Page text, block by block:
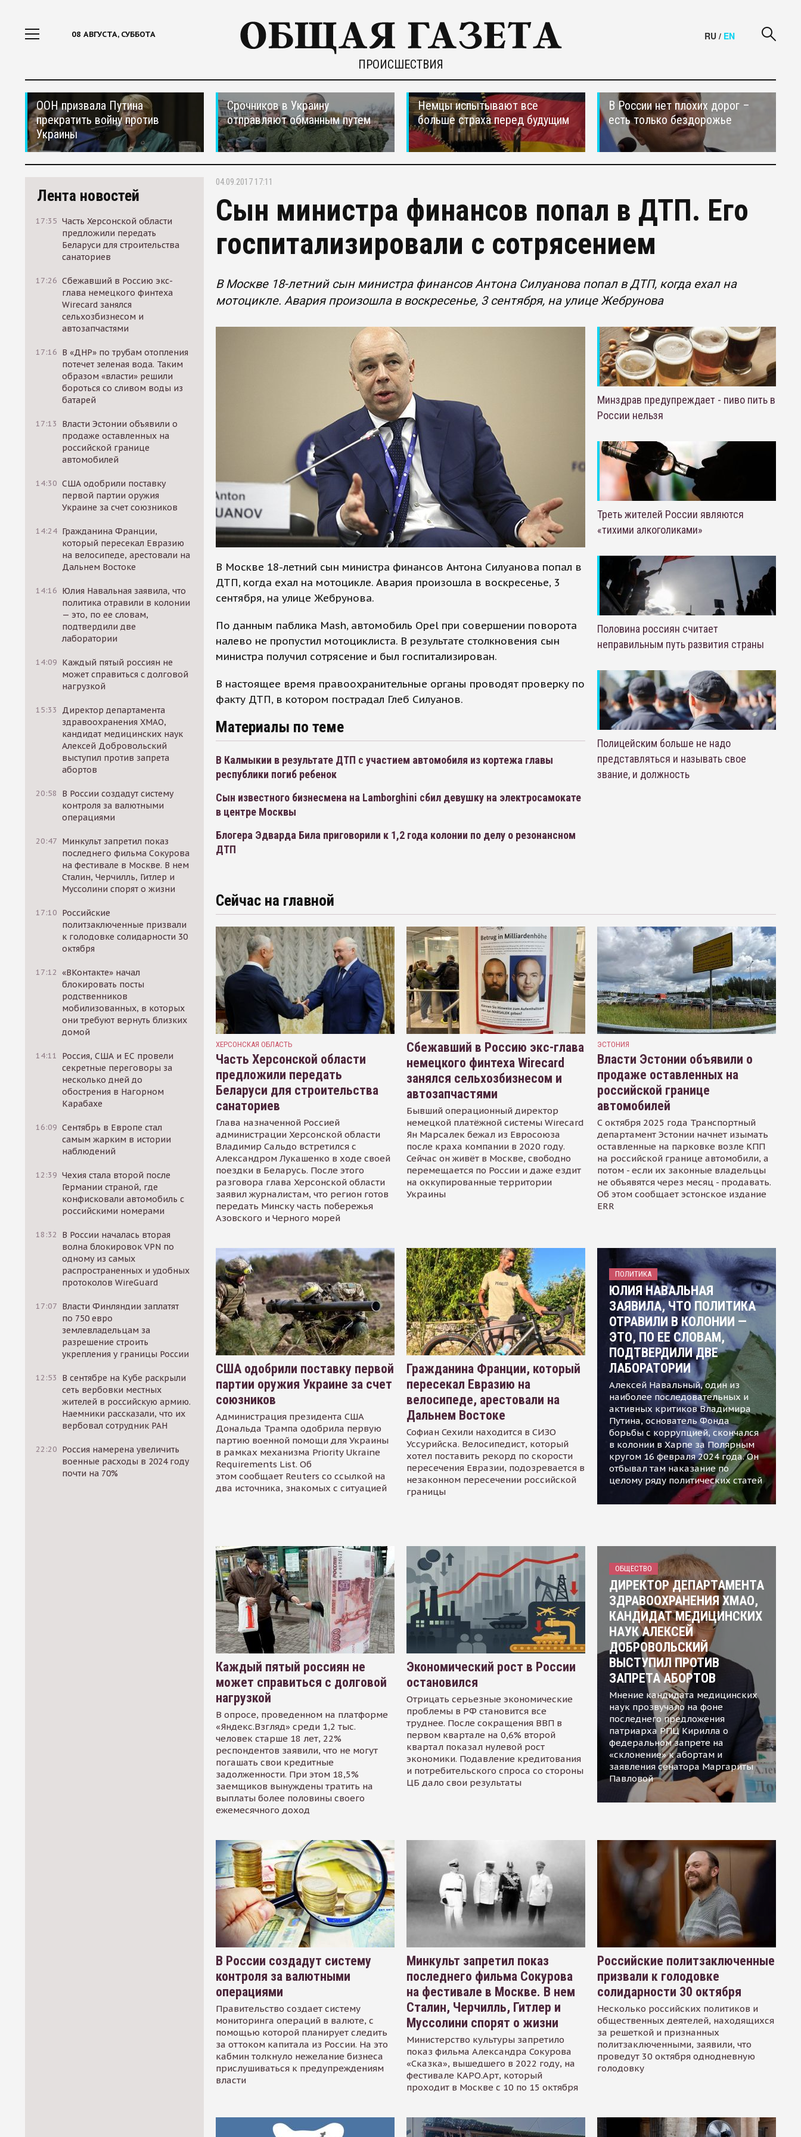
08 АВГУСТА, СУББОТА
ПРОИСШЕСТВИЯ
RU / EN
ООН призвала Путина
прекратить войну против
Украины
Срочников в Украину
отправляют обманным путем
Немцы испытывают все
больше страха перед будущим
В России нет плохих дорог –
есть только бездорожье
Лента новостей
17:35 Часть Херсонской области
предложили передать
Беларуси для строительства
санаториев
17:26 Сбежавший в Россию экс-
глава немецкого финтеха
Wirecard занялся
сельхозбизнесом и
автозапчастями
17:16 В «ДНР» по трубам отопления
потечет зеленая вода. Таким
образом «власти» решили
бороться со сливом воды из
батарей
17:13
Власти Эстонии объявили о
продаже оставленных на
российской границе
автомобилей
14:30 США одобрили поставку
первой партии оружия
Украине за счет союзников
14:24 Гражданина Франции,
который пересекал Евразию
на велосипеде, арестовали на
Дальнем Востоке
14:16 Юлия Навальная заявила, что
политика отравили в колонии
— это, по ее словам,
подтвердили две
лаборатории
14:09 Каждый пятый россиян не
может справиться с долговой
нагрузкой
15:33
Директор департамента
здравоохранения ХМАО,
кандидат медицинских наук
Алексей Добровольский
выступил против запрета
абортов
20:58
В России создадут систему
контроля за валютными
операциями
20:47 Минкульт запретил показ
последнего фильма Сокурова
на фестивале в Москве. В нем
Сталин, Черчилль, Гитлер и
Муссолини спорят о жизни
17:10 Российские
политзаключенные призвали
к голодовке солидарности 30
октября
17:12 «ВКонтакте» начал
блокировать посты
родственников
мобилизованных, в которых
они требуют вернуть близких
домой
14:11
Россия, США и ЕС провели
секретные переговоры за
несколько дней до
обострения в Нагорном
Карабахе
16:09 Сентябрь в Европе стал
самым жарким в истории
наблюдений
12:39 Чехия стала второй после
Германии страной, где
конфисковали автомобиль с
российскими номерами
18:32
В России началась вторая
волна блокировок VPN по
одному из самых
распространенных и удобных
протоколов WireGuard
17:07 Власти Финляндии заплатят
по 750 евро
землевладельцам за
разрешение строить
укрепления у границы России
12:53
В сентябре на Кубе раскрыли
сеть вербовки местных
жителей в российскую армию.
Наемники рассказали, что их
вербовал сотрудник РАН
22:20 Россия намерена увеличить
военные расходы в 2024 году
почти на 70%
04.09.2017 17:11
Сын министра финансов попал в ДТП. Его
госпитализировали с сотрясением
В Москве 18-летний сын министра финансов Антона Силуанова попал в ДТП, когда ехал на
мотоцикле. Авария произошла в воскресенье, 3 сентября, на улице Жебрунова
В Москве 18-летний сын министра финансов Антона Силуанова попал в
ДТП, когда ехал на мотоцикле. Авария произошла в воскресенье, 3
сентября, на улице Жебрунова.
По данным паблика Mash, автомобиль Opel при совершении поворота
налево не пропустил мотоциклиста. В результате столкновения сын
министра получил сотрясение и был госпитализирован.
В настоящее время правоохранительные органы проводят проверку по
факту ДТП, в котором пострадал Глеб Силуанов.
Материалы по теме
В Калмыкии в результате ДТП с участием автомобиля из кортежа главы
республики погиб ребенок
Сын известного бизнесмена на Lamborghini сбил девушку на электросамокате
в центре Москвы
Блогера Эдварда Била приговорили к 1,2 года колонии по делу о резонансном
ДТП
Минздрав предупреждает - пиво пить в
России нельзя
Треть жителей России являются
«тихими алкоголиками»
Половина россиян считает
неправильным путь развития страны
Полицейским больше не надо
представляться и называть свое
звание, и должность
Сейчас на главной
ХЕРСОНСКАЯ ОБЛАСТЬ
Часть Херсонской области
предложили передать
Беларуси для строительства
санаториев
Глава назначенной Россией
администрации Херсонской области
Владимир Сальдо встретился с
Александром Лукашенко в ходе своей
поездки в Беларусь. После этого
разговора глава Херсонской области
заявил журналистам, что регион готов
передать Минску часть побережья
Азовского и Черного морей
Сбежавший в Россию экс-глава
немецкого финтеха Wirecard
занялся сельхозбизнесом и
автозапчастями
Бывший операционный директор
немецкой платёжной системы Wirecard
Ян Марсалек бежал из Евросоюза
после краха компании в 2020 году.
Сейчас он живёт в Москве, свободно
перемещается по России и даже ездит
на оккупированные территории
Украины
ЭСТОНИЯ
Власти Эстонии объявили о
продаже оставленных на
российской границе
автомобилей
С октября 2025 года Транспортный
департамент Эстонии начнет изымать
оставленные на парковке возле КПП
на российской границе автомобили, а
потом - если их законные владельцы
не объявятся через месяц - продавать.
Об этом сообщает эстонское издание
ERR
США одобрили поставку первой
партии оружия Украине за счет
союзников
Администрация президента США
Дональда Трампа одобрила первую
партию военной помощи для Украины
в рамках механизма Priority Ukraine
Requirements List. Об
этом сообщает Reuters со ссылкой на
два источника, знакомых с ситуацией
Гражданина Франции, который
пересекал Евразию на
велосипеде, арестовали на
Дальнем Востоке
Софиан Сехили находится в СИЗО
Уссурийска. Велосипедист, который
хотел поставить рекорд по скорости
пересечения Евразии, подозревается в
незаконном пересечении российской
границы
ПОЛИТИКА
ЮЛИЯ НАВАЛЬНАЯ
ЗАЯВИЛА, ЧТО ПОЛИТИКА
ОТРАВИЛИ В КОЛОНИИ —
ЭТО, ПО ЕЕ СЛОВАМ,
ПОДТВЕРДИЛИ ДВЕ
ЛАБОРАТОРИИ
Алексей Навальный, один из
наиболее последовательных и
активных критиков Владимира
Путина, основатель Фонда
борьбы с коррупцией, скончался
в колонии в Харпе за Полярным
кругом 16 февраля 2024 года. Он
отбывал там наказание по
целому ряду политических статей
Каждый пятый россиян не
может справиться с долговой
нагрузкой
В опросе, проведенном на платформе
«Яндекс.Взгляд» среди 1,2 тыс.
человек старше 18 лет, 22%
респондентов заявили, что не могут
погашать свои кредитные
задолженности. При этом 18,5%
заемщиков вынуждены тратить на
выплаты более половины своего
ежемесячного доход
Экономический рост в России
остановился
Отрицать серьезные экономические
проблемы в РФ становится все
труднее. После сокращения ВВП в
первом квартале на 0,6% второй
квартал показал нулевой рост
экономики. Подавление кредитования
и потребительского спроса со стороны
ЦБ дало свои результаты
ОБЩЕСТВО
ДИРЕКТОР ДЕПАРТАМЕНТА
ЗДРАВООХРАНЕНИЯ ХМАО,
КАНДИДАТ МЕДИЦИНСКИХ
НАУК АЛЕКСЕЙ
ДОБРОВОЛЬСКИЙ
ВЫСТУПИЛ ПРОТИВ
ЗАПРЕТА АБОРТОВ
Мнение кандидата медицинских
наук прозвучало на фоне
последнего предложения
патриарха РПЦ Кирилла о
федеральном запрете на
«склонение» к абортам и
заявления сенатора Маргариты
Павловой
В России создадут систему
контроля за валютными
операциями
Правительство создает систему
мониторинга операций в валюте, с
помощью которой планирует следить
за оттоком капитала из России. На это
кабмин толкнуло нежелание бизнеса
прислушиваться к предупреждениям
власти
Минкульт запретил показ
последнего фильма Сокурова
на фестивале в Москве. В нем
Сталин, Черчилль, Гитлер и
Муссолини спорят о жизни
Министерство культуры запретило
показ фильма Александра Сокурова
«Сказка», вышедшего в 2022 году, на
фестивале КАРО.Арт, который
проходит в Москве с 10 по 15 октября
Российские политзаключенные
призвали к голодовке
солидарности 30 октября
Несколько российских политиков и
общественных деятелей, находящихся
за решеткой и признанных
политзаключенными, заявили, что
проведут 30 октября однодневную
голодовку